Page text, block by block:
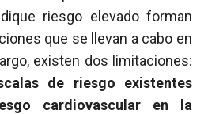
riesgo elevado forman
que se llevan a cabo en
existen dos limitaciones:
de riesgo existentes
cardiovascular en la